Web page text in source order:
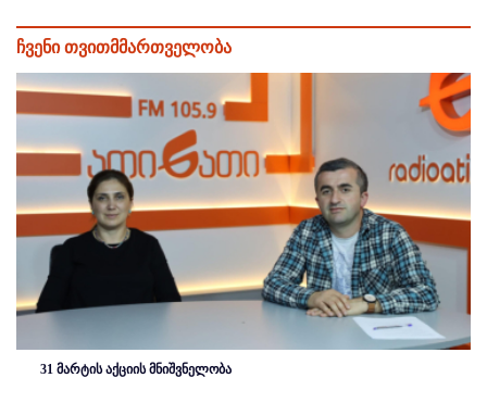
ჩვენი თვითმმართველობა
31 მარტის აქციის მნიშვნელობა